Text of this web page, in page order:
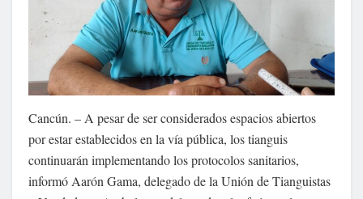
Cancún. – A pesar de ser considerados espacios abiertos
por estar establecidos en la vía pública, los tianguis
continuarán implementando los protocolos sanitarios,
informó Aarón Gama, delegado de la Unión de Tianguistas